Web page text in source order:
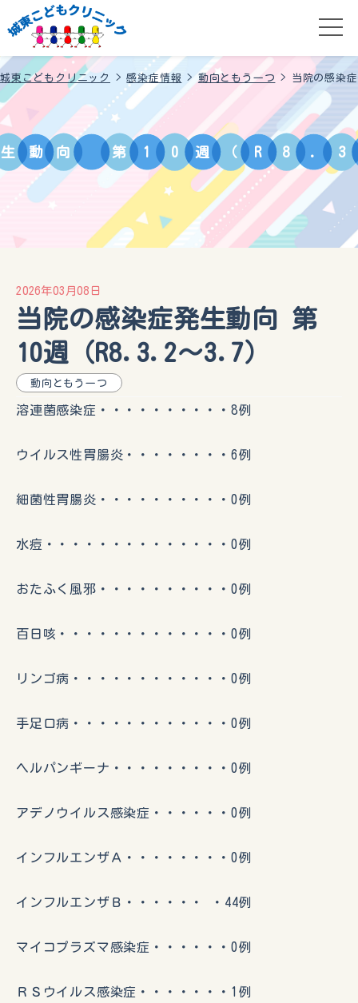
城東こどもクリニック >感染症情報 > 動向ともう一つ > 当院の感染
生 動 向 第 1 0 週 （ R 8 . 3
2026年03月08日
当院の感染症発生動向 第
10週（R8.3.2〜3.7）
動向ともう一つ
溶連菌感染症・・・・・・・・・・8例
ウイルス性胃腸炎・・・・・・・・6例
細菌性胃腸炎・・・・・・・・・・0例
水痘・・・・・・・・・・・・・・0例
おたふく風邪・・・・・・・・・・0例
百日咳・・・・・・・・・・・・・0例
リンゴ病・・・・・・・・・・・・0例
手足口病・・・・・・・・・・・・0例
ヘルパンギーナ・・・・・・・・・0例
アデノウイルス感染症・・・・・・0例
インフルエンザＡ・・・・・・・・0例
インフルエンザＢ・・・・・・ ・44例
マイコプラズマ感染症・・・・・・0例
ＲＳウイルス感染症・・・・・・・1例